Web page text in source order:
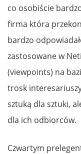
co osobiście
firma która
bardzo
zastosowane w
(viewpoints) na
trosk
sztuką dla sztuki,
dla ich odbiorców.
Czwartym